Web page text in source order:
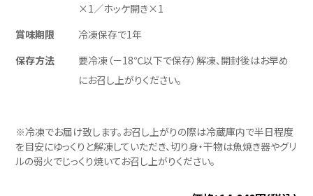
×1／ホッケ開き×1
賞味期限
冷凍保存で1年
保存方法
要冷凍（－18℃以下で保存）解凍、開封後はお早め
にお召し上がりください。
※冷凍でお届け致します。お召し上がりの際は冷蔵庫内で半日程度
を目安にゆっくりと解凍していただき、切り身・干物は魚焼き器やグリ
ルの弱火でじっくり焼いてお召し上がりください。